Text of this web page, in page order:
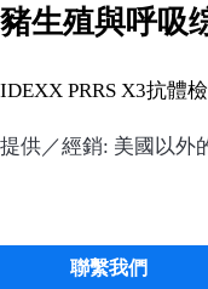
豬生殖與呼吸
IDEXX PRRS X3抗體
提供／經銷: 美國以外
聯繫我們